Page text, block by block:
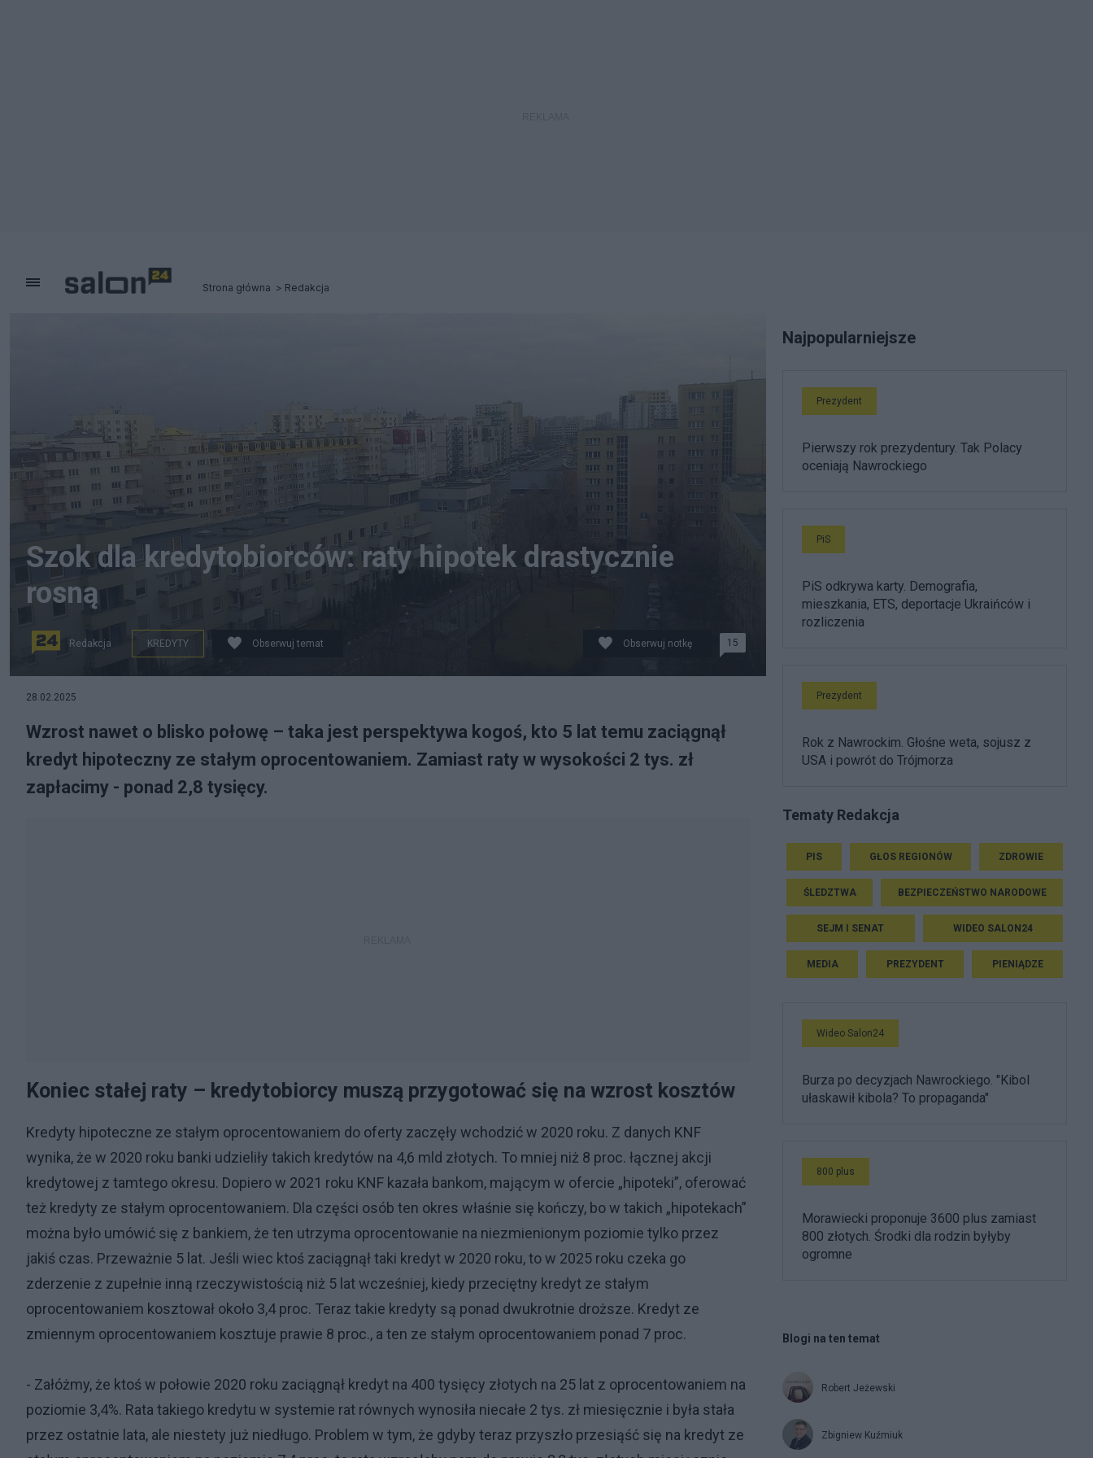
Strona główna Redakcja
Szok dla kredytobiorców: raty hipotek drastycznie
rosną
Redakcja KREDYTY Obserwuj temat Obserwuj notkę 15
28.02.2025
Wzrost nawet o blisko połowę – taka jest perspektywa kogoś, kto 5 lat temu zaciągnął
kredyt hipoteczny ze stałym oprocentowaniem. Zamiast raty w wysokości 2 tys. zł
zapłacimy - ponad 2,8 tysięcy.
Koniec stałej raty – kredytobiorcy muszą przygotować się na wzrost kosztów
Kredyty hipoteczne ze stałym oprocentowaniem do oferty zaczęły wchodzić w 2020 roku. Z danych KNF
wynika, że w 2020 roku banki udzieliły takich kredytów na 4,6 mld złotych. To mniej niż 8 proc. łącznej akcji
kredytowej z tamtego okresu. Dopiero w 2021 roku KNF kazała bankom, mającym w ofercie „hipoteki”, oferować
też kredyty ze stałym oprocentowaniem. Dla części osób ten okres właśnie się kończy, bo w takich „hipotekach”
można było umówić się z bankiem, że ten utrzyma oprocentowanie na niezmienionym poziomie tylko przez
jakiś czas. Przeważnie 5 lat. Jeśli wiec ktoś zaciągnął taki kredyt w 2020 roku, to w 2025 roku czeka go
zderzenie z zupełnie inną rzeczywistością niż 5 lat wcześniej, kiedy przeciętny kredyt ze stałym
oprocentowaniem kosztował około 3,4 proc. Teraz takie kredyty są ponad dwukrotnie droższe. Kredyt ze
zmiennym oprocentowaniem kosztuje prawie 8 proc., a ten ze stałym oprocentowaniem ponad 7 proc.
- Załóżmy, że ktoś w połowie 2020 roku zaciągnął kredyt na 400 tysięcy złotych na 25 lat z oprocentowaniem na
poziomie 3,4%. Rata takiego kredytu w systemie rat równych wynosiła niecałe 2 tys. zł miesięcznie i była stała
przez ostatnie lata, ale niestety już niedługo. Problem w tym, że gdyby teraz przyszło przesiąść się na kredyt ze
Najpopularniejsze
Prezydent
Pierwszy rok prezydentury. Tak Polacy
oceniają Nawrockiego
PiS
PiS odkrywa karty. Demografia,
mieszkania, ETS, deportacje Ukraińców i
rozliczenia
Prezydent
Rok z Nawrockim. Głośne weta, sojusz z
USA i powrót do Trójmorza
Tematy Redakcja
PIS GŁOS REGIONÓW ZDROWIE
ŚLEDZTWA BEZPIECZEŃSTWO NARODOWE
SEJM I SENAT WIDEO SALON24
MEDIA PREZYDENT PIENIĄDZE
Wideo Salon24
Burza po decyzjach Nawrockiego. "Kibol
ułaskawił kibola? To propaganda"
800 plus
Morawiecki proponuje 3600 plus zamiast
800 złotych. Środki dla rodzin byłyby
ogromne
Blogi na ten temat
Robert Jeżewski
Zbigniew Kuźmiuk